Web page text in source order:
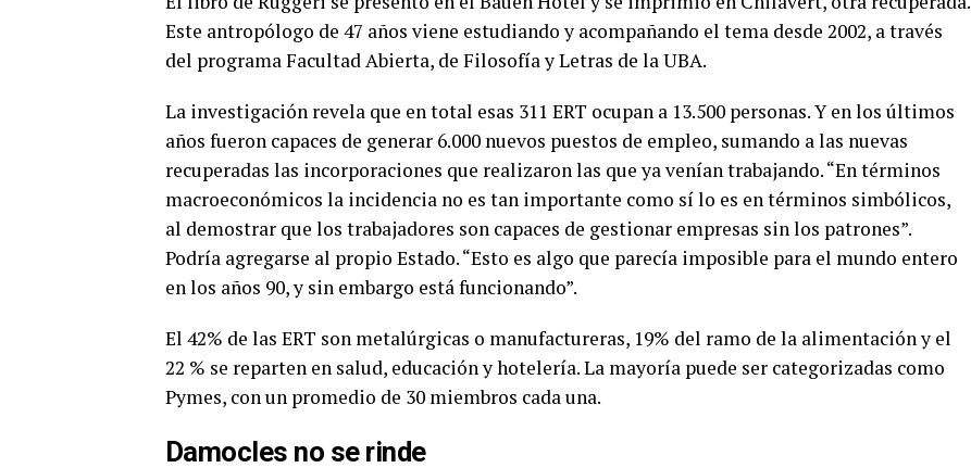
Este antropólogo de 47 años viene estudiando y acompañando el tema desde 2002, a través
del programa Facultad Abierta, de Filosofía y Letras de la UBA.
La investigación revela que en total esas 311 ERT ocupan a 13.500 personas. Y en los últimos
años fueron capaces de generar 6.000 nuevos puestos de empleo, sumando a las nuevas
recuperadas las incorporaciones que realizaron las que ya venían trabajando. “En términos
macroeconómicos la incidencia no es tan importante como sí lo es en términos simbólicos,
al demostrar que los trabajadores son capaces de gestionar empresas sin los patrones”.
Podría agregarse al propio Estado. “Esto es algo que parecía imposible para el mundo entero
en los años 90, y sin embargo está funcionando”.
El 42% de las ERT son metalúrgicas o manufactureras, 19% del ramo de la alimentación y el
22 % se reparten en salud, educación y hotelería. La mayoría puede ser categorizadas como
Pymes, con un promedio de 30 miembros cada una.
Damocles no se rinde